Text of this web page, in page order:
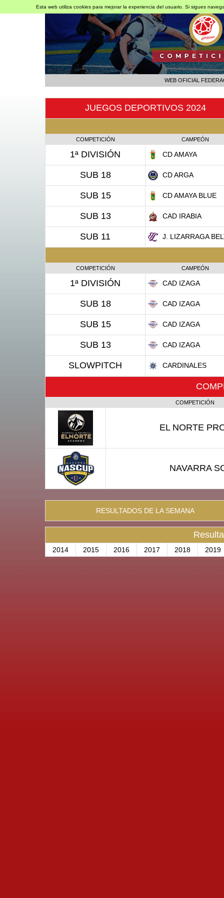
WEB OFICIAL
JUEGOS DEPORTIVOS 2024
COMPETICIÓN CAMPEÓN
1ª DIVISIÓN CD AMAYA
SUB 18 CD ARGA
SUB 15 CD AMAYA BLUE
SUB 13 CAD IRABIA
SUB 11 J. LIZARRAGA
COMPETICIÓN CAMPEÓN
1ª DIVISIÓN CAD IZAGA
SUB 18 CAD IZAGA
SUB 15 CAD IZAGA
SUB 13 CAD IZAGA
SLOWPITCH CARDINALES
COMPETICIÓN
EL NORTE
NAVARRA
RESULTADOS DE LA SEMANA
2014 2015 2016 2017 2018 2019
Esta web utiliza cookies para mejorar la experiencia del usuario. Si sigues